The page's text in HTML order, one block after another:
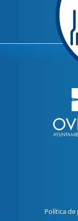
Política de